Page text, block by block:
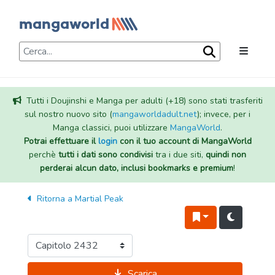
Tutti i Doujinshi e Manga per adulti (+18) sono stati trasferiti
sul nostro nuovo sito (mangaworldadult.net); invece, per i
Manga classici, puoi utilizzare MangaWorld.
Potrai effettuare illogincon il tuo account di MangaWorld
perchè tutti i dati sono condivisi tra i due siti, quindi non
perderai alcun dato, inclusi bookmarks e premium!
Ritorna a Martial Peak